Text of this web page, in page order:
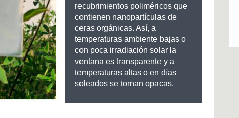
recubrimientos poliméricos que
contienen nanopartículas de
ceras orgánicas. Así, a
temperaturas ambiente bajas o
con poca irradiación solar la
ventana es transparente y a
temperaturas altas o en días
soleados se tornan opacas.